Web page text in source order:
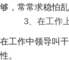
够，常常求稳怕乱
3、在工作
在工作中领导叫
性。